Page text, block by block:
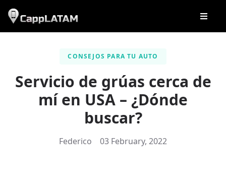
CONSEJOS PARA TU AUTO
Servicio de grúas cerca de
mí en USA – ¿Dónde
buscar?
Federico 03 February, 2022